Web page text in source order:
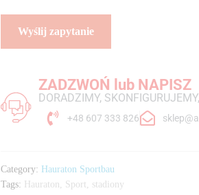
ZADZWOŃ lub NAPISZ
DORADZIMY,
+48 607 333 826
Category: Hauraton Sportbau
Tags:
Hauraton, Sport, stadiony